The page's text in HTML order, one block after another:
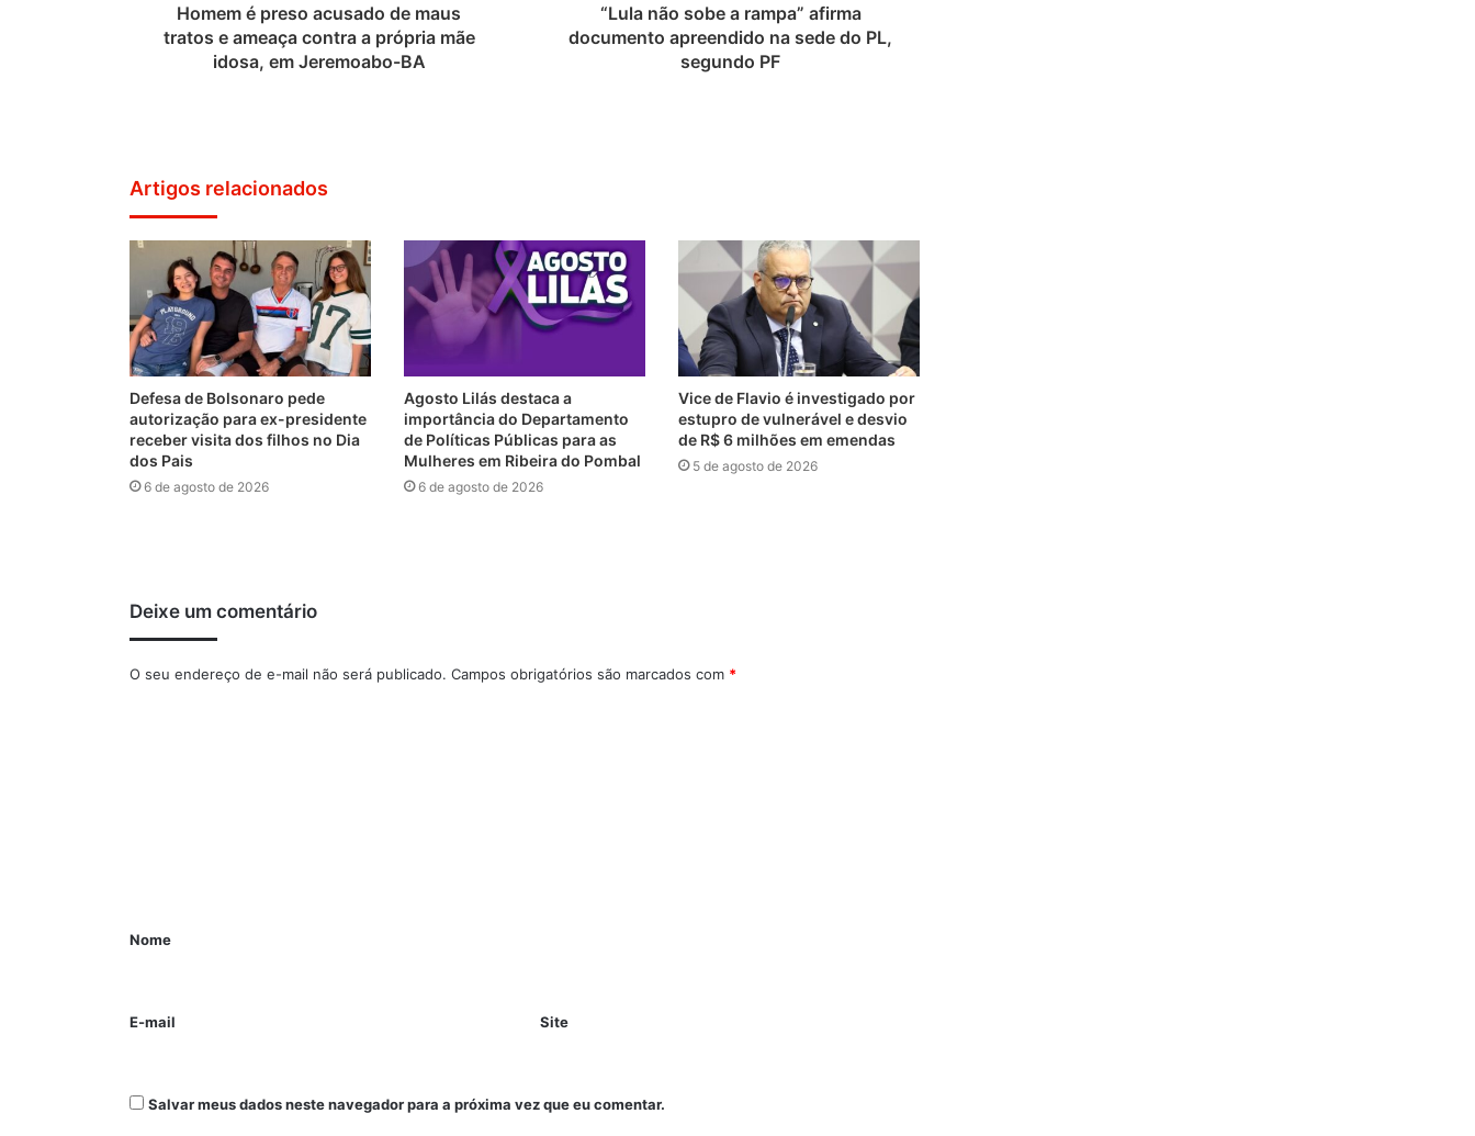
Homem é preso acusado de maus
tratos e ameaça contra a própria mãe
idosa, em Jeremoabo-BA
“Lula não sobe a rampa” afirma
documento apreendido na sede do PL,
segundo PF
Artigos relacionados
Defesa de Bolsonaro pede
autorização para ex-presidente
receber visita dos filhos no Dia
dos Pais
6 de agosto de 2026
Agosto Lilás destaca a
importância do Departamento
de Políticas Públicas para as
Mulheres em Ribeira do Pombal
6 de agosto de 2026
Vice de Flavio é investigado por
estupro de vulnerável e desvio
de R$ 6 milhões em emendas
5 de agosto de 2026
Deixe um comentário
O seu endereço de e-mail não será publicado. Campos obrigatórios são marcados com *
Nome
E-mail Site
Salvar meus dados neste navegador para a próxima vez que eu comentar.